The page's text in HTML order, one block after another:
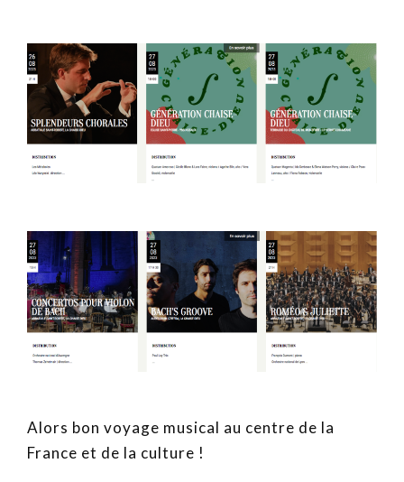
Alors bon voyage musical au centre de la
France et de la culture !